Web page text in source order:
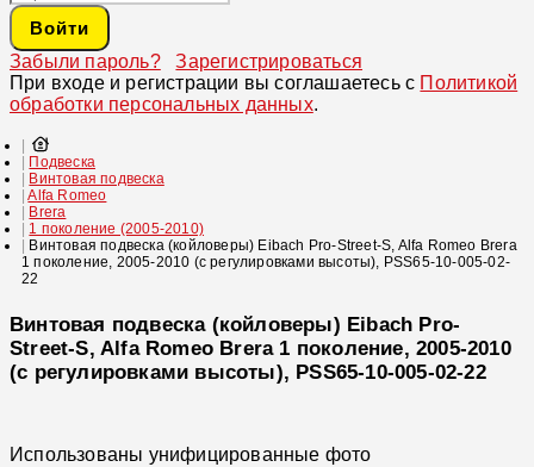
Войти
Забыли пароль?
Зарегистрироваться
При входе и регистрации вы соглашаетесь с Политикой
обработки персональных данных.
Подвеска
Винтовая подвеска
Alfa Romeo
Brera
1 поколение (2005-2010)
Винтовая подвеска (койловеры) Eibach Pro-Street-S, Alfa Romeo Brera
1 поколение, 2005-2010 (с регулировками высоты), PSS65-10-005-02-
22
Винтовая подвеска (койловеры) Eibach Pro-
Street-S, Alfa Romeo Brera 1 поколение, 2005-2010
(с регулировками высоты), PSS65-10-005-02-22
Использованы унифицированные фото